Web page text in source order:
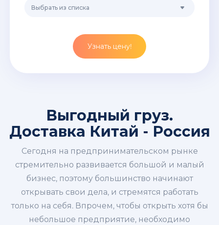
Выбрать из списка
Узнать цену!
Выгодный груз.
Доставка Китай - Россия
Сегодня на предпринимательском рынке
стремительно развивается большой и малый
бизнес, поэтому большинство начинают
открывать свои дела, и стремятся работать
только на себя. Впрочем, чтобы открыть хотя бы
небольшое предприятие, необходимо